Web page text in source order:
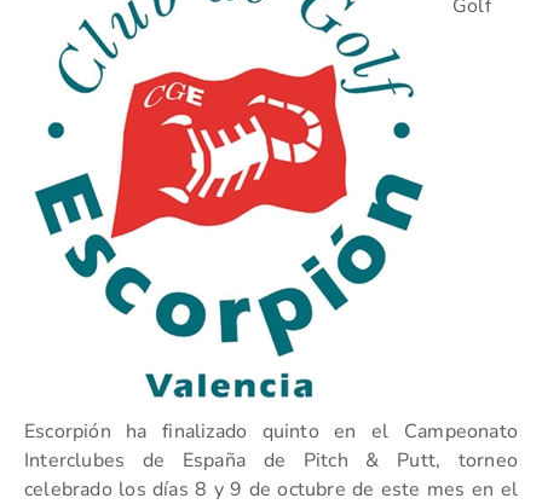
Golf
Escorpión ha finalizado quinto en el Campeonato
Interclubes de España de Pitch & Putt, torneo
celebrado los días 8 y 9 de octubre de este mes en el